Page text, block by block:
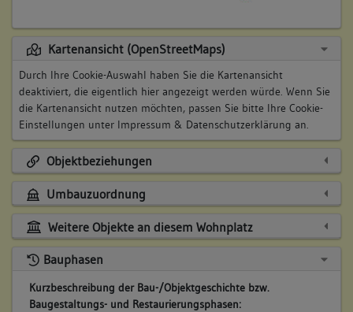
Kartenansicht (OpenStreetMaps)
Durch Ihre Cookie-Auswahl haben Sie die Kartenansicht
deaktiviert, die eigentlich hier angezeigt werden würde. Wenn Sie
die Kartenansicht nutzen möchten, passen Sie bitte Ihre Cookie-
Einstellungen unter Impressum & Datenschutzerklärung an.
Objektbeziehungen
Umbauzuordnung
Weitere Objekte an diesem Wohnplatz
Bauphasen
Kurzbeschreibung der Bau-/Objektgeschichte bzw.
Baugestaltungs- und Restaurierungsphasen: